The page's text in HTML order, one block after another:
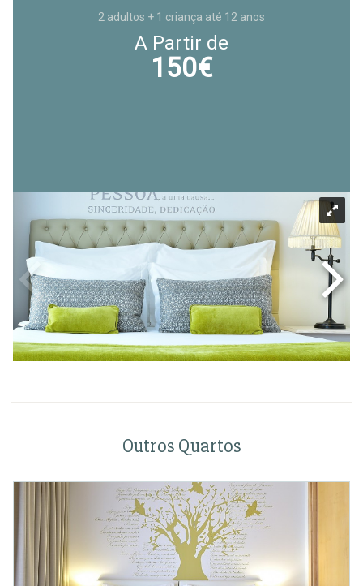
2 adultos + 1 criança até 12 anos
A Partir de
150€
Outros Quartos